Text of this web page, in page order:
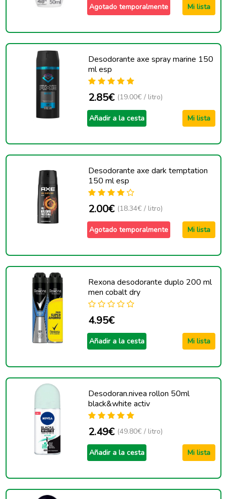
Agotado temporalmente Mi lista
Desodorante axe spray marine 150
ml esp
2.85€ (19.00€ / litro)
Añadir a la cesta Mi lista
Desodorante axe dark temptation
150 ml esp
2.00€ (18.34€ / litro)
Agotado temporalmente Mi lista
Rexona desodorante duplo 200 ml
men cobalt dry
4.95€
Añadir a la cesta Mi lista
Desodoran.nivea rollon 50ml
black&white activ
2.49€ (49.80€ / litro)
Añadir a la cesta Mi lista